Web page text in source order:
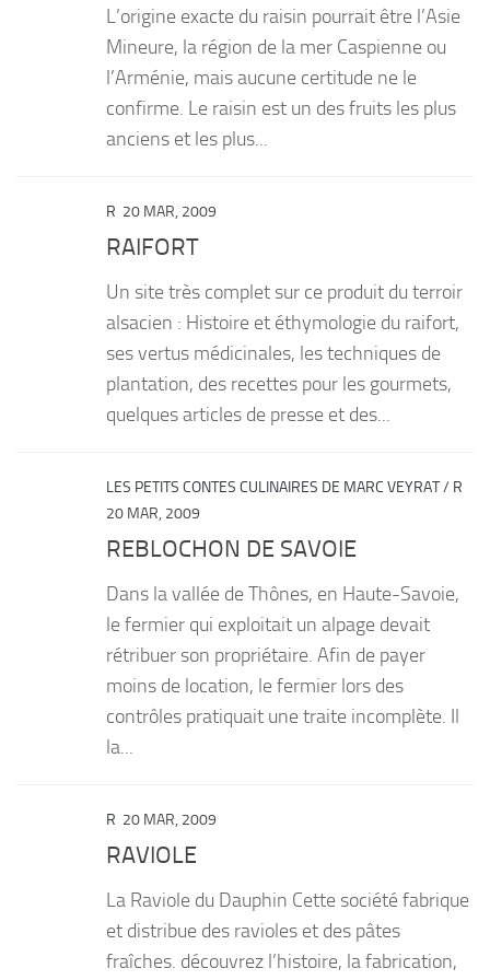
L’origine exacte du raisin pourrait être l’Asie
Mineure, la région de la mer Caspienne ou
l’Arménie, mais aucune certitude ne le
confirme. Le raisin est un des fruits les plus
anciens et les plus...
R 20 MAR, 2009
RAIFORT
Un site très complet sur ce produit du terroir
alsacien : Histoire et éthymologie du raifort,
ses vertus médicinales, les techniques de
plantation, des recettes pour les gourmets,
quelques articles de presse et des...
LES PETITS CONTES CULINAIRES DE MARC VEYRAT/ R
20 MAR, 2009
REBLOCHON DE SAVOIE
Dans la vallée de Thônes, en Haute-Savoie,
le fermier qui exploitait un alpage devait
rétribuer son propriétaire. Afin de payer
moins de location, le fermier lors des
contrôles pratiquait une traite incomplète. Il
la...
R 20 MAR, 2009
RAVIOLE
La Raviole du Dauphin Cette société fabrique
et distribue des ravioles et des pâtes
fraîches. découvrez l’histoire, la fabrication,